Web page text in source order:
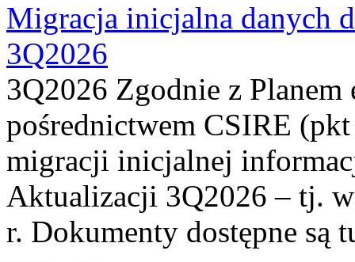
Migracja inicjalna danych
3Q2026
3Q2026 Zgodnie z
pośrednictwem CSIRE
migracji inicjalnej
Aktualizacji 3Q2026 – tj.
r. Dokumenty dostępne są